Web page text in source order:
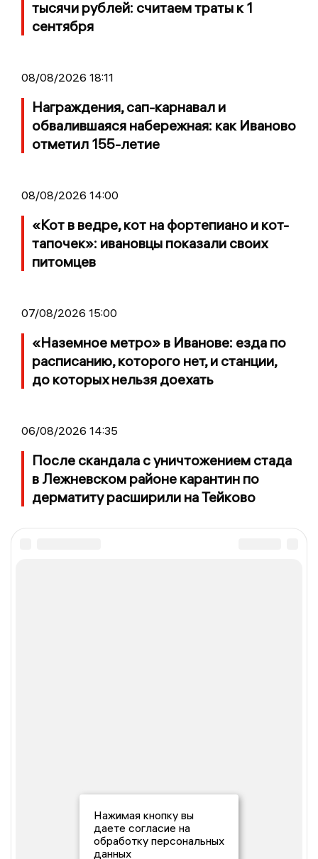
тысячи рублей: считаем траты к 1
сентября
08/08/2026 18:11
Награждения, сап-карнавал и
обвалившаяся набережная: как Иваново
отметил 155-летие
08/08/2026 14:00
«Кот в ведре, кот на фортепиано и кот-
тапочек»: ивановцы показали своих
питомцев
07/08/2026 15:00
«Наземное метро» в Иванове: езда по
расписанию, которого нет, и станции,
до которых нельзя доехать
06/08/2026 14:35
После скандала с уничтожением стада
в Лежневском районе карантин по
дерматиту расширили на Тейково
Нажимая кнопку вы
даете согласие на
обработку персональных
данных